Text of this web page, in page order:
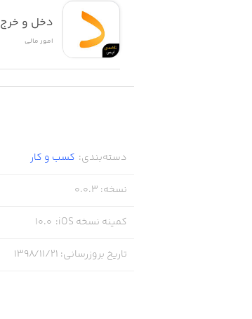
دخل و خرج
امور ‌مالی
دسته‌بندی: کسب‌ و ‌کار
نسخه:
0.0.3
کمینه نسخه iOS :
10.0
تاریخ بروزرسانی: ۱۳۹۸/۱۱/۲۱